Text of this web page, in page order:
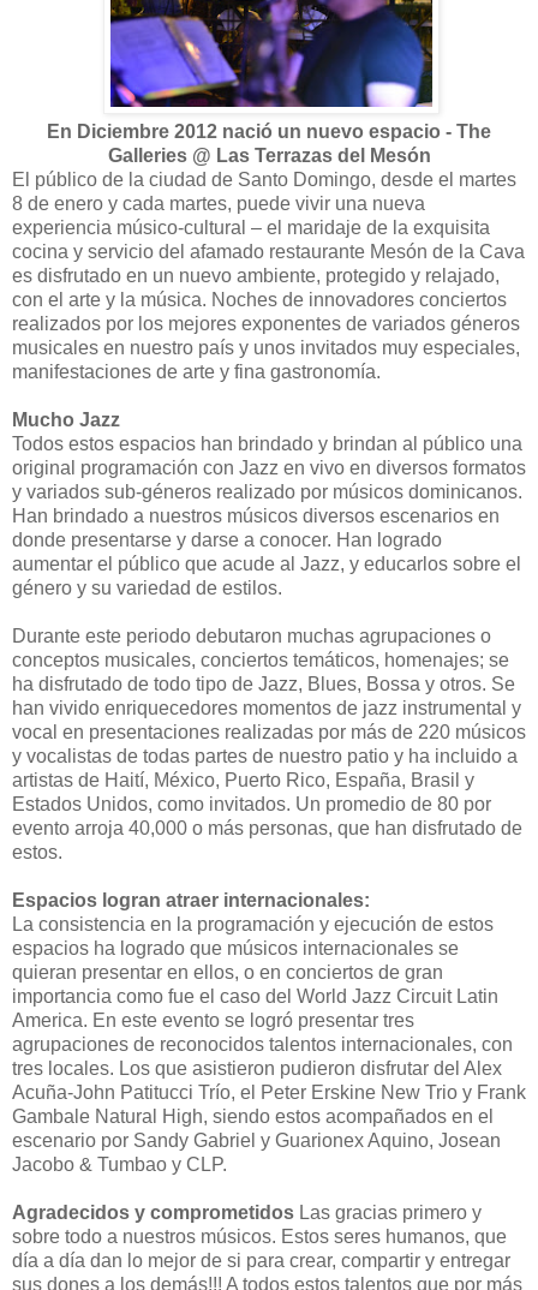
En Diciembre 2012 nació un nuevo espacio - The
Galleries @ Las Terrazas del Mesón
El público de la ciudad de Santo Domingo, desde el martes
8 de enero y cada martes, puede vivir una nueva
experiencia músico-cultural – el maridaje de la exquisita
cocina y servicio del afamado restaurante Mesón de la Cava
es disfrutado en un nuevo ambiente, protegido y relajado,
con el arte y la música. Noches de innovadores conciertos
realizados por los mejores exponentes de variados géneros
musicales en nuestro país y unos invitados muy especiales,
manifestaciones de arte y fina gastronomía.
Mucho Jazz
Todos estos espacios han brindado y brindan al público una
original programación con Jazz en vivo en diversos formatos
y variados sub-géneros realizado por músicos dominicanos.
Han brindado a nuestros músicos diversos escenarios en
donde presentarse y darse a conocer. Han logrado
aumentar el público que acude al Jazz, y educarlos sobre el
género y su variedad de estilos.
Durante este periodo debutaron muchas agrupaciones o
conceptos musicales, conciertos temáticos, homenajes; se
ha disfrutado de todo tipo de Jazz, Blues, Bossa y otros. Se
han vivido enriquecedores momentos de jazz instrumental y
vocal en presentaciones realizadas por más de 220 músicos
y vocalistas de todas partes de nuestro patio y ha incluido a
artistas de Haití, México, Puerto Rico, España, Brasil y
Estados Unidos, como invitados. Un promedio de 80 por
evento arroja 40,000 o más personas, que han disfrutado de
estos.
Espacios logran atraer internacionales:
La consistencia en la programación y ejecución de estos
espacios ha logrado que músicos internacionales se
quieran presentar en ellos, o en conciertos de gran
importancia como fue el caso del World Jazz Circuit Latin
America. En este evento se logró presentar tres
agrupaciones de reconocidos talentos internacionales, con
tres locales. Los que asistieron pudieron disfrutar del Alex
Acuña-John Patitucci Trío, el Peter Erskine New Trio y Frank
Gambale Natural High, siendo estos acompañados en el
escenario por Sandy Gabriel y Guarionex Aquino, Josean
Jacobo & Tumbao y CLP.
Agradecidos y comprometidos Las gracias primero y
sobre todo a nuestros músicos. Estos seres humanos, que
día a día dan lo mejor de si para crear, compartir y entregar
sus dones a los demás!!! A todos estos talentos que por más